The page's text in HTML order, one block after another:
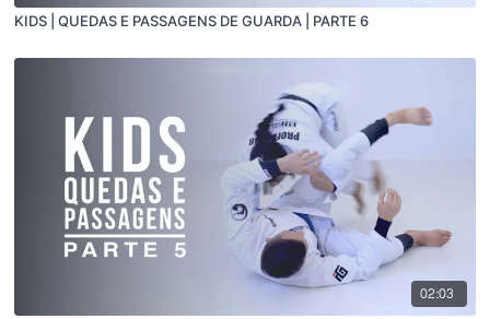
KIDS | QUEDAS E PASSAGENS DE GUARDA | PARTE 6
02:03